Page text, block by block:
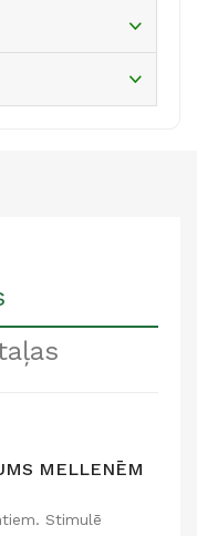
MELLENĒM
Stimulē